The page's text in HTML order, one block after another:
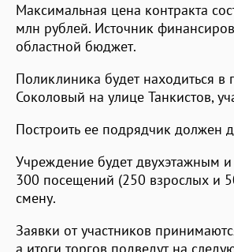
Максимальная цена контракта
млн рублей. Источник
областной бюджет.
Поликлиника будет находиться в
Соколовый на улице Танкистов,
Построить ее подрядчик должен
Учреждение будет двухэтажным и
300 посещений (250 взрослых и
смену.
Заявки от участников